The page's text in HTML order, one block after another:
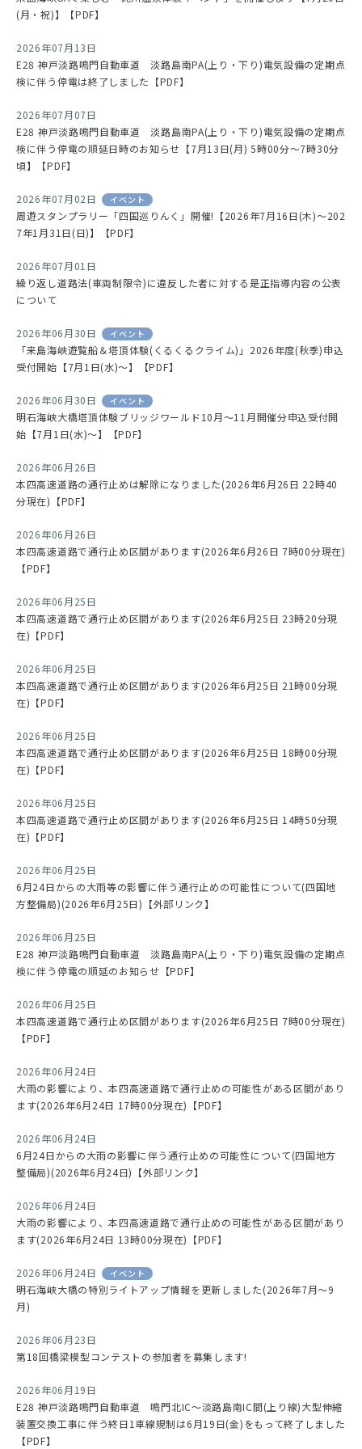
(月・祝)】【PDF】
2026年07月13日
E28 神戸淡路鳴門自動車道 淡路島南PA(上り・下り)電気設備の定期点
検に伴う停電は終了しました【PDF】
2026年07月07日
E28 神戸淡路鳴門自動車道 淡路島南PA(上り・下り)電気設備の定期点
検に伴う停電の順延日時のお知らせ【7月13日(月) 5時00分～7時30分
頃】【PDF】
2026年07月02日 イベント
周遊スタンプラリー「四国巡りんく」開催!【2026年7月16日(木)～202
7年1月31日(日)】【PDF】
2026年07月01日
繰り返し道路法(車両制限令)に違反した者に対する是正指導内容の公表
について
2026年06月30日 イベント
「来島海峡遊覧船＆塔頂体験(くるくるクライム)」2026年度(秋季)申込
受付開始【7月1日(水)～】【PDF】
2026年06月30日 イベント
明石海峡大橋塔頂体験ブリッジワールド10月～11月開催分申込受付開
始【7月1日(水)～】【PDF】
2026年06月26日
本四高速道路の通行止めは解除になりました(2026年6月26日 22時40
分現在)【PDF】
2026年06月26日
本四高速道路で通行止め区間があります(2026年6月26日 7時00分現在)
【PDF】
2026年06月25日
本四高速道路で通行止め区間があります(2026年6月25日 23時20分現
在)【PDF】
2026年06月25日
本四高速道路で通行止め区間があります(2026年6月25日 21時00分現
在)【PDF】
2026年06月25日
本四高速道路で通行止め区間があります(2026年6月25日 18時00分現
在)【PDF】
2026年06月25日
本四高速道路で通行止め区間があります(2026年6月25日 14時50分現
在)【PDF】
2026年06月25日
6月24日からの大雨等の影響に伴う通行止めの可能性について(四国地
方整備局)(2026年6月25日)【外部リンク】
2026年06月25日
E28 神戸淡路鳴門自動車道 淡路島南PA(上り・下り)電気設備の定期点
検に伴う停電の順延のお知らせ【PDF】
2026年06月25日
本四高速道路で通行止め区間があります(2026年6月25日 7時00分現在)
【PDF】
2026年06月24日
大雨の影響により、本四高速道路で通行止めの可能性がある区間があり
ます(2026年6月24日 17時00分現在)【PDF】
2026年06月24日
6月24日からの大雨の影響に伴う通行止めの可能性について(四国地方
整備局)(2026年6月24日)【外部リンク】
2026年06月24日
大雨の影響により、本四高速道路で通行止めの可能性がある区間があり
ます(2026年6月24日 13時00分現在)【PDF】
2026年06月24日 イベント
明石海峡大橋の特別ライトアップ情報を更新しました(2026年7月～9
月)
2026年06月23日
第18回橋梁模型コンテストの参加者を募集します!
2026年06月19日
E28 神戸淡路鳴門自動車道 鳴門北IC～淡路島南IC間(上り線)大型伸縮
装置交換工事に伴う終日1車線規制は6月19日(金)をもって終了しました
【PDF】